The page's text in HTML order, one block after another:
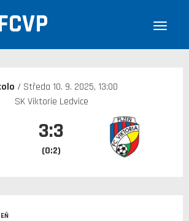
/ Středa 10. 9. 2025, 13:00
SK Viktorie Ledvice
3:3
(0:2)